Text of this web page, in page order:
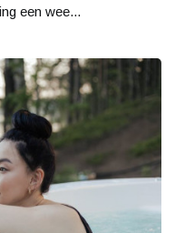
een wee...